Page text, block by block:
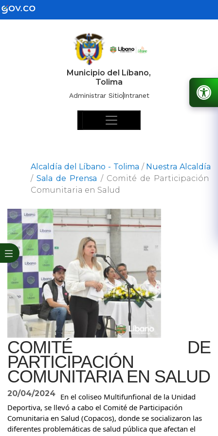
Municipio del Líbano,
Tolima
Administrar SitioIntranet
Alcaldía del Líbano - Tolima / Nuestra Alcaldía
/Sala de Prensa / Comité de Participación
Comunitaria en Salud
COMITÉ DE
PARTICIPACIÓN
COMUNITARIA EN SALUD
20/04/2024 En el coliseo Multifunfional de la Unidad
Deportiva, se llevó a cabo el Comité de Participación
Comunitaria en Salud (Copacos), donde se socializaron las
diferentes problemáticas de salud pública que afectan el